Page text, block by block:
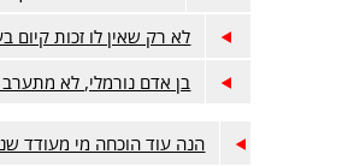
לא רק שאין לו זכות קיום
בן אדם נורמלי, לא
הנה עוד הוכחה מי מעודד